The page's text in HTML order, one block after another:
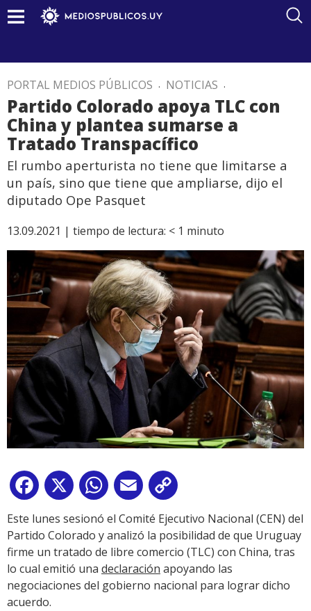
PORTAL MEDIOS PÚBLICOS . NOTICIAS .
Partido Colorado apoya TLC con
China y plantea sumarse a
Tratado Transpacífico
El rumbo aperturista no tiene que limitarse a
un país, sino que tiene que ampliarse, dijo el
diputado Ope Pasquet
13.09.2021 | tiempo de lectura: < 1 minuto
Facebook
X WhatsApp
Email
Link
Este lunes sesionó el Comité Ejecutivo Nacional (CEN) del
Partido Colorado y analizó la posibilidad de que Uruguay
firme un tratado de libre comercio (TLC) con China, tras
lo cual emitió una declaración apoyando las
negociaciones del gobierno nacional para lograr dicho
acuerdo.